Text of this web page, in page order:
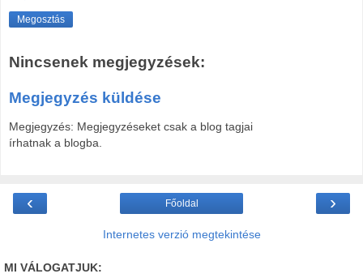
Megosztás
Nincsenek megjegyzések:
Megjegyzés küldése
Megjegyzés: Megjegyzéseket csak a blog tagjai
írhatnak a blogba.
‹ ›
Főoldal
Internetes verzió megtekintése
MI VÁLOGATJUK: